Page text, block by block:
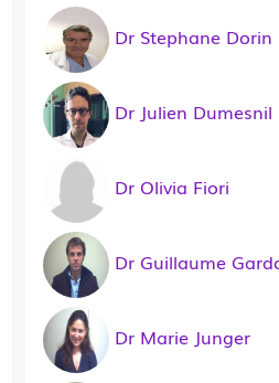
Dr Stephane Dorin
Dr Julien Dumesnil
Dr Olivia Fiori
Dr Guillaume
Dr Marie Junger